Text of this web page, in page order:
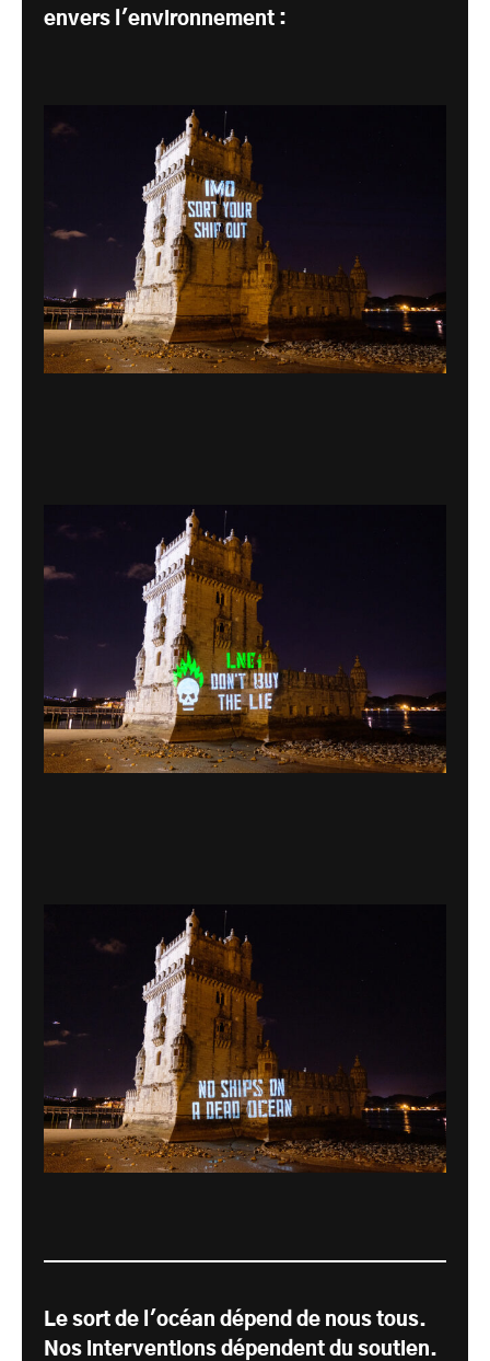
envers l'environnement :
Le sort de l'océan dépend de nous tous.
Nos interventions dépendent du soutien.